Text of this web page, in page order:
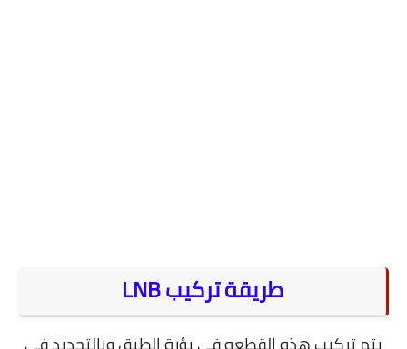
طريقة تركيب LNB